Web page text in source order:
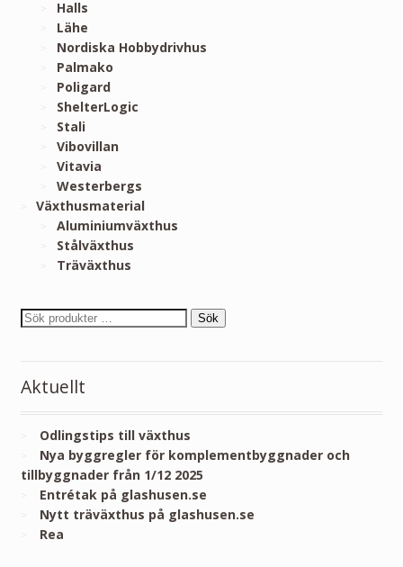
Halls
Lähe
Nordiska Hobbydrivhus
Palmako
Poligard
ShelterLogic
Stali
Vibovillan
Vitavia
Westerbergs
Växthusmaterial
Aluminiumväxthus
Stålväxthus
Träväxthus
Sök
Aktuellt
Odlingstips till växthus
Nya byggregler för komplementbyggnader och
tillbyggnader från 1/12 2025
Entrétak på glashusen.se
Nytt träväxthus på glashusen.se
Rea